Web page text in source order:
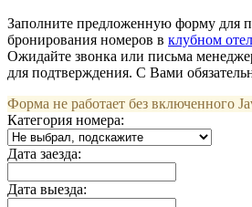
Заполните предложенную форму для
бронирования номеров в клубном
Ожидайте звонка или письма
для подтверждения. С Вами
Форма не работает без включенного
Категория номера:
Дата заезда:
Дата выезда: